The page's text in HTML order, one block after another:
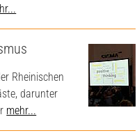
Rheinischen
darunter
mehr...